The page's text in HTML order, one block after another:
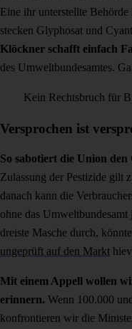
Eine ihr unterstellte Behörde
stecken Glyphosat und
Klöckner schafft einfach
des Umweltbundesamtes.
Kein Rechtsbruch für
Versprochen ist
So sabotiert die Union den
Zulassung der Pestizide gilt
danach kann die
ohne das
dreiste Masche durch,
ungeprüft auf den Markt
Mit einem Appell wollen
erinnern. Wenn 100.000
konfrontieren wir die